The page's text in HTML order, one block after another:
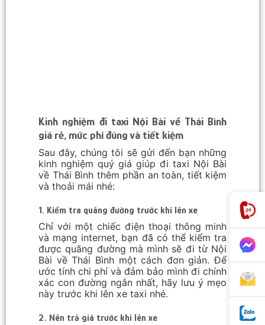
Kinh nghiệm đi taxi Nội Bài về Thái Bình
giá rẻ, mức phí đúng và tiết kiệm
Sau đây, chúng tôi sẽ gửi đến bạn những
kinh nghiệm quý giá giúp đi taxi Nội Bài
về Thái Bình thêm phần an toàn, tiết kiệm
và thoải mái nhé:
1. Kiểm tra quãng đường trước khi lên xe
Chỉ với một chiếc điện thoại thông minh
và mạng internet, bạn đã có thể kiểm tra
được quãng đường mà mình sẽ đi từ Nội
Bài về Thái Bình một cách đơn giản. Để
ước tính chi phí và đảm bảo mình đi chính
xác con đường ngắn nhất, hãy lưu ý mẹo
này trước khi lên xe taxi nhé.
2. Nên trả giá trước khi lên xe